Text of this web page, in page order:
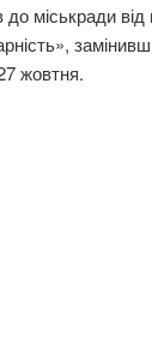
міськради від
жовтня.